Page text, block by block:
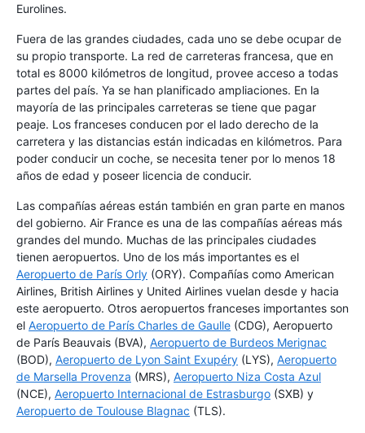
Eurolines.
Fuera de las grandes ciudades, cada uno se debe ocupar de
su propio transporte. La red de carreteras francesa, que en
total es 8000 kilómetros de longitud, provee acceso a todas
partes del país. Ya se han planificado ampliaciones. En la
mayoría de las principales carreteras se tiene que pagar
peaje. Los franceses conducen por el lado derecho de la
carretera y las distancias están indicadas en kilómetros. Para
poder conducir un coche, se necesita tener por lo menos 18
años de edad y poseer licencia de conducir.
Las compañías aéreas están también en gran parte en manos
del gobierno. Air France es una de las compañías aéreas más
grandes del mundo. Muchas de las principales ciudades
tienen aeropuertos. Uno de los más importantes es el
Aeropuerto de París Orly (ORY). Compañías como American
Airlines, British Airlines y United Airlines vuelan desde y hacia
este aeropuerto. Otros aeropuertos franceses importantes son
el Aeropuerto de París Charles de Gaulle (CDG), Aeropuerto
de París Beauvais (BVA), Aeropuerto de Burdeos Merignac
(BOD), Aeropuerto de Lyon Saint Exupéry (LYS), Aeropuerto
de Marsella Provenza (MRS), Aeropuerto Niza Costa Azul
(NCE), Aeropuerto Internacional de Estrasburgo (SXB) y
Aeropuerto de Toulouse Blagnac (TLS).